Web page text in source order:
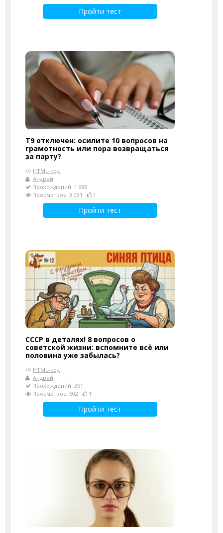
Пройти тест
Т9 отключен: осилите 10 вопросов на
грамотность или пора возвращаться
за парту?
HTML-код
Андрей
Прохождений: 1 988
Просмотров: 3 031
1
Пройти тест
СССР в деталях! 8 вопросов о
советской жизни: вспомните всё или
половина уже забылась?
HTML-код
Андрей
Прохождений: 261
Просмотров: 602
1
Пройти тест